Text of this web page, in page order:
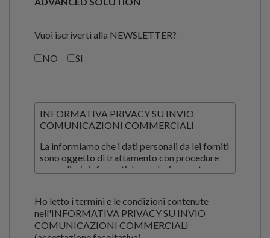
Vuoi iscriverti alla NEWSLETTER?
NO SI
INFORMATIVA PRIVACY SU INVIO
COMUNICAZIONI COMMERCIALI
La informiamo che i dati personali da lei forniti
sono oggetto di trattamento con procedure
manuali e/o informatiche esclusivamente per
prodotti e/o servizi di Santoni srl.
Per queste finalità, il Cliente dà il proprio
consenso ai sensi dell'Art. 13 del Regolamento
Ho letto i termini e le condizioni contenute
nell'INFORMATIVA PRIVACY SU INVIO
COMUNICAZIONI COMMERCIALI